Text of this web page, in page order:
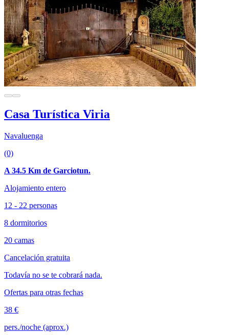
Casa Turística Viria
Navaluenga
(0)
A 34.5 Km de Garciotun.
Alojamiento entero
12 - 22 personas
8 dormitorios
20 camas
Cancelación gratuita
Todavía no se te cobrará nada.
Ofertas para otras fechas
38 €
pers./noche (aprox.)